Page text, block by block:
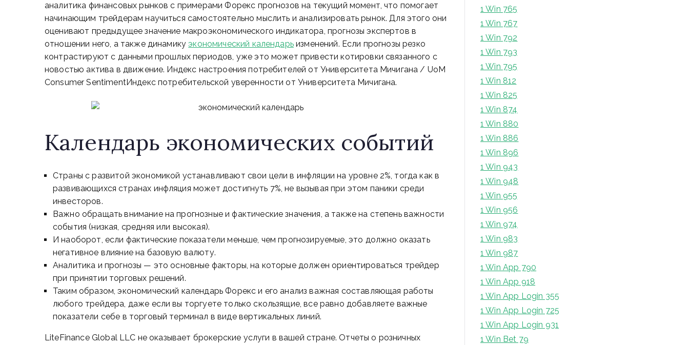
аналитика финансовых рынков с примерами Форекс прогнозов на текущий момент, что помогает
начинающим трейдерам научиться самостоятельно мыслить и анализировать рынок. Для этого они
оценивают предыдущее значение макроэкономического индикатора, прогнозы экспертов в
отношении него, а также динамикуэкономический календарьизменений. Если прогнозы резко
контрастируют с данными прошлых периодов, уже это может привести котировки связанного с
новостью актива в движение. Индекс настроения потребителей от Университета Мичигана / UoM
Consumer SentimentИндекс потребительской уверенности от Университета Мичигана.
Календарь экономических событий
Страны с развитой экономикой устанавливают свои цели в инфляции на уровне 2%, тогда как в
развивающихся странах инфляция может достигнуть 7%, не вызывая при этом паники среди
инвесторов.
Важно обращать внимание на прогнозные и фактические значения, а также на степень важности
события (низкая, средняя или высокая).
И наоборот, если фактические показатели меньше, чем прогнозируемые, это должно оказать
негативное влияние на базовую валюту.
Аналитика и прогнозы — это основные факторы, на которые должен ориентироваться трейдер
при принятии торговых решений.
Таким образом, экономический календарь Форекс и его анализ важная составляющая работы
любого трейдера, даже если вы торгуете только скользящие, все равно добавляете важные
показатели себе в торговый терминал в виде вертикальных линий.
LiteFinance Global LLC не оказывает брокерские услуги в вашей стране. Отчеты о розничных
1 Win 765
1 Win 767
1 Win 792
1 Win 793
1 Win 795
1 Win 812
1 Win 825
1 Win 874
1 Win 880
1 Win 886
1 Win 896
1 Win 943
1 Win 948
1 Win 955
1 Win 956
1 Win 974
1 Win 983
1 Win 987
1 Win App 790
1 Win App 918
1 Win App Login 355
1 Win App Login 725
1 Win App Login 931
1 Win Bet 79